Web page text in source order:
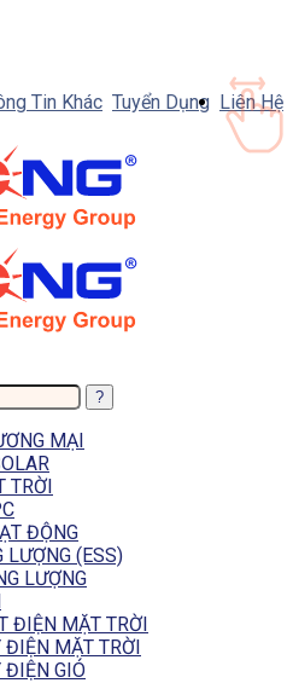
Tin Khác Tuyển Dụng Liên Hệ
MẠI
TRỜI
ĐỘNG
LƯỢNG (ESS)
LƯỢNG
ĐIỆN MẶT TRỜI
ĐIỆN MẶT TRỜI
ĐIỆN GIÓ